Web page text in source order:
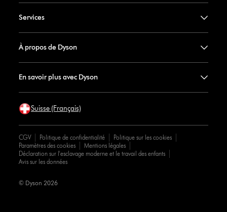
Services
À propos de Dyson
En savoir plus avec Dyson
Suisse (Français)
CGV Politique de confidentialité
Politique sur les cookies
Paramètres des cookies
Mentions légales
Déclaration sur l'esclavage moderne et le travail des enfants
Avis sur les données
© Dyson 2026